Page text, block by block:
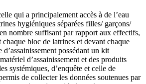
qui a principalement accès à de l’eau
hygiéniques séparées filles/ garçons/
nombre suffisant par rapport aux effectifs,
chaque bloc de latrines et devant chaque
d’assainissement possédant un kit
d’assainissement et des produits
systémiques, d’enquête et celle de
de collecter les données soutenues par